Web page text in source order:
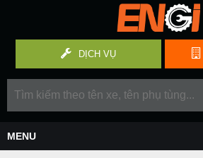
DỊCH VỤ